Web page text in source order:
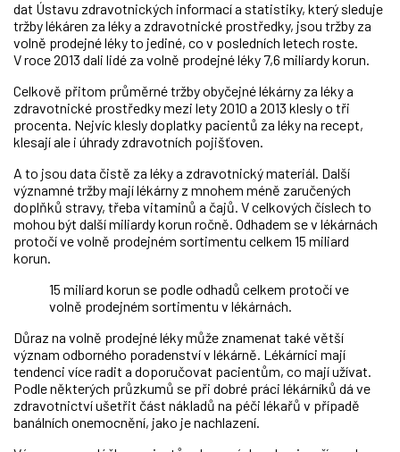
dat Ústavu zdravotnických informací a statistiky, který sleduje
tržby lékáren za léky a zdravotnické prostředky, jsou tržby za
volně prodejné léky to jediné, co v posledních letech roste.
V roce 2013 dali lidé za volně prodejné léky 7,6 miliardy korun.
Celkově přitom průměrné tržby obyčejné lékárny za léky a
zdravotnické prostředky mezi lety 2010 a 2013 klesly o tři
procenta. Nejvíc klesly doplatky pacientů za léky na recept,
klesají ale i úhrady zdravotních pojišťoven.
A to jsou data čistě za léky a zdravotnický materiál. Další
významné tržby mají lékárny z mnohem méně zaručených
doplňků stravy, třeba vitaminů a čajů. V celkových číslech to
mohou být další miliardy korun ročně. Odhadem se v lékárnách
protočí ve volně prodejném sortimentu celkem 15 miliard
korun.
15 miliard korun se podle odhadů celkem protočí ve
volně prodejném sortimentu v lékárnách.
Důraz na volně prodejné léky může znamenat také větší
význam odborného poradenství v lékárně. Lékárníci mají
tendenci více radit a doporučovat pacientům, co mají užívat.
Podle některých průzkumů se při dobré práci lékárníků dá ve
zdravotnictví ušetřit část nákladů na péči lékařů v případě
banálních onemocnění, jako je nachlazení.